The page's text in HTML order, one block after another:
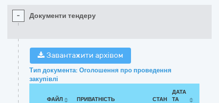
- Документи тендеру
Завантажити архівом
Тип документа: Оголошення про проведення
закупівлі
ФАЙЛ ПРИВАТНІСТЬ СТАН
ДАТА
ТА